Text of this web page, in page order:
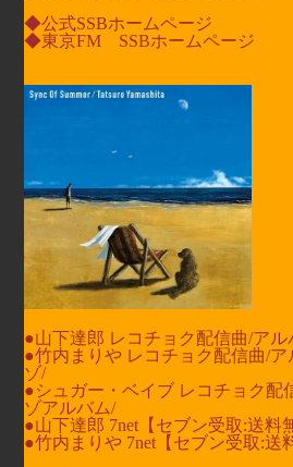
◆公式SSBホームページ
◆東京FM SSBホームページ
●山下達郎 レコチョク配信曲/アル
●竹内まりや レコチョク配信曲/ア
ゾ/
●シュガー・ベイブ レコチョク配
ゾアルバム/
●山下達郎 7net【セブン受取:送料
●竹内まりや 7net【セブン受取:送